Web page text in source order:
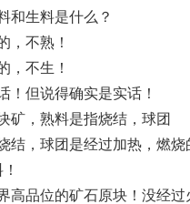
和生料是什么？
，不熟！
，不生！
！但说得确实是实话！
矿，熟料是指烧结，球团
结，球团是经过加热，燃
高品位的矿石原块！没经